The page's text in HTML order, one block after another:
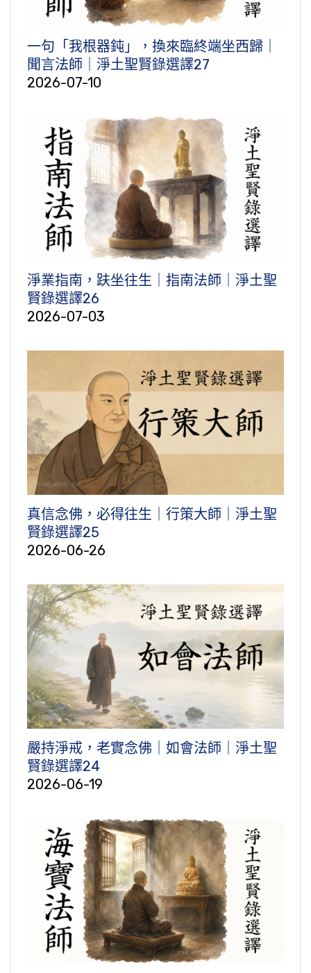
一句「我根器鈍」，換來臨終端坐西歸｜
聞言法師｜淨土聖賢錄選譯27
2026-07-10
淨業指南，趺坐往生｜指南法師｜淨土聖
賢錄選譯26
2026-07-03
真信念佛，必得往生｜行策大師｜淨土聖
賢錄選譯25
2026-06-26
嚴持淨戒，老實念佛｜如會法師｜淨土聖
賢錄選譯24
2026-06-19